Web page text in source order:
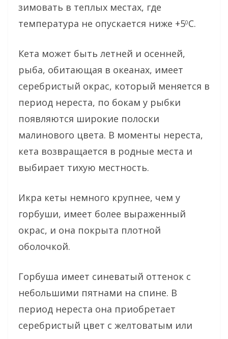
зимовать в теплых местах, где
температура не опускается ниже +50С.
Кета может быть летней и осенней,
рыба, обитающая в океанах, имеет
серебристый окрас, который меняется в
период нереста, по бокам у рыбки
появляются широкие полоски
малинового цвета. В моменты нереста,
кета возвращается в родные места и
выбирает тихую местность.
Икра кеты немного крупнее, чем у
горбуши, имеет более выраженный
окрас, и она покрыта плотной
оболочкой.
Горбуша имеет синеватый оттенок с
небольшими пятнами на спине. В
период нереста она приобретает
серебристый цвет с желтоватым или